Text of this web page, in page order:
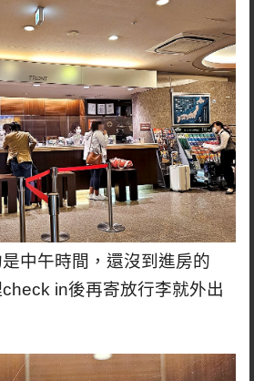
中午時間，還沒到進房的
in後再寄放行李就外出